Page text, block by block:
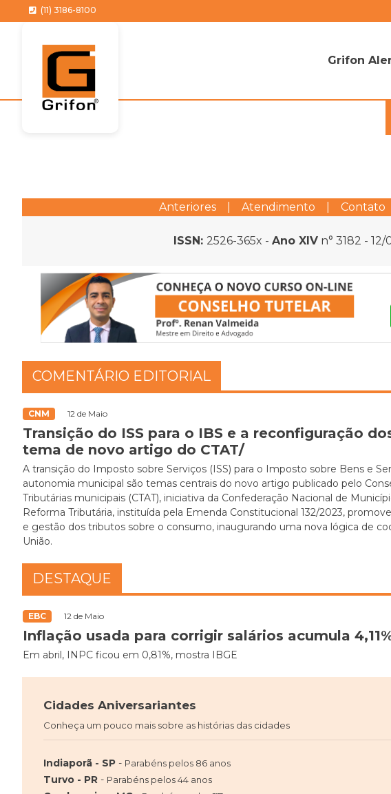
(11) 3186-8100
Grifon
Anteriores Atendimento Contato
ISSN: 2526-365x - Ano XIV n° 3182 -
COMENTÁRIO EDITORIAL
CNM 12 de Maio
Transição do ISS para o IBS e a reconfiguração
tema de novo artigo do CTAT/
A transição do Imposto sobre Serviços (ISS) para o Imposto sobre Bens e
autonomia municipal são temas centrais do novo artigo publicado pelo
Tributárias municipais (CTAT), iniciativa da Confederação Nacional de
Reforma Tributária, instituída pela Emenda Constitucional 132/2023,
e gestão dos tributos sobre o consumo, inaugurando uma nova lógica de
União.
DESTAQUE
EBC 12 de Maio
Inflação usada para corrigir salários acumula
Em abril, INPC ficou em 0,81%, mostra IBGE
Cidades Aniversariantes
Conheça um pouco mais sobre as histórias das cidades
Indiaporã - SP - Parabéns pelos 86 anos
Turvo - PR - Parabéns pelos 44 anos